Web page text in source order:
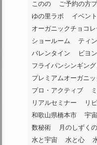
このの
ご予約の方
ゆの里ラボ
イベント
オーガニックチョコレ
ショールーム
ティ
バレンタイン
ビヨ
フライパンシンギング
プレミアムオーガニ
プロ・アクティブ
リアルセミナー
リ
和歌山県橋本市
宇
数秘術
月のしずく
水と宇宙
水と心